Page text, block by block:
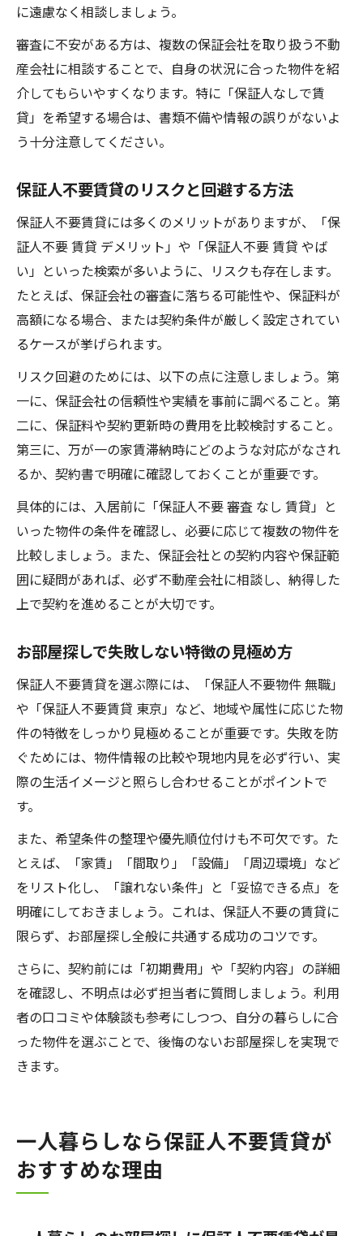
に遠慮なく相談しましょう。
審査に不安がある方は、複数の保証会社を取り扱う不動
産会社に相談することで、自身の状況に合った物件を紹
介してもらいやすくなります。特に「保証人なしで賃
貸」を希望する場合は、書類不備や情報の誤りがないよ
う十分注意してください。
保証人不要賃貸のリスクと回避する方法
保証人不要賃貸には多くのメリットがありますが、「保
証人不要 賃貸 デメリット」や「保証人不要 賃貸 やば
い」といった検索が多いように、リスクも存在します。
たとえば、保証会社の審査に落ちる可能性や、保証料が
高額になる場合、または契約条件が厳しく設定されてい
るケースが挙げられます。
リスク回避のためには、以下の点に注意しましょう。第
一に、保証会社の信頼性や実績を事前に調べること。第
二に、保証料や契約更新時の費用を比較検討すること。
第三に、万が一の家賃滞納時にどのような対応がなされ
るか、契約書で明確に確認しておくことが重要です。
具体的には、入居前に「保証人不要 審査 なし 賃貸」と
いった物件の条件を確認し、必要に応じて複数の物件を
比較しましょう。また、保証会社との契約内容や保証範
囲に疑問があれば、必ず不動産会社に相談し、納得した
上で契約を進めることが大切です。
お部屋探しで失敗しない特徴の見極め方
保証人不要賃貸を選ぶ際には、「保証人不要物件 無職」
や「保証人不要賃貸 東京」など、地域や属性に応じた物
件の特徴をしっかり見極めることが重要です。失敗を防
ぐためには、物件情報の比較や現地内見を必ず行い、実
際の生活イメージと照らし合わせることがポイントで
す。
また、希望条件の整理や優先順位付けも不可欠です。た
とえば、「家賃」「間取り」「設備」「周辺環境」など
をリスト化し、「譲れない条件」と「妥協できる点」を
明確にしておきましょう。これは、保証人不要の賃貸に
限らず、お部屋探し全般に共通する成功のコツです。
さらに、契約前には「初期費用」や「契約内容」の詳細
を確認し、不明点は必ず担当者に質問しましょう。利用
者の口コミや体験談も参考にしつつ、自分の暮らしに合
った物件を選ぶことで、後悔のないお部屋探しを実現で
きます。
一人暮らしなら保証人不要賃貸が
おすすめな理由